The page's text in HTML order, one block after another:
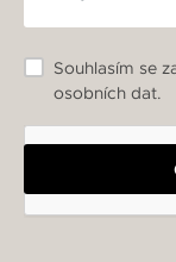
Souhlasím se
osobních dat.